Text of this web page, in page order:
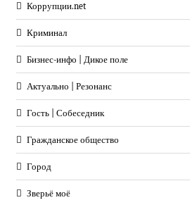
Коррупции.net
Криминал
Бизнес-инфо | Дикое поле
Актуально | Резонанс
Гость | Собеседник
Гражданское общество
Город
Зверьё моё